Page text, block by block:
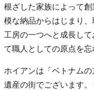
根ざした家族によって
模な納品からはじまり
工房の一つへと成長し
て職人としての原点を忘
ホイアンは「ベトナム
遺産の街でございます